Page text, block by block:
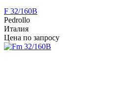
F 32/160B
Pedrollo
Италия
Цена по запросу